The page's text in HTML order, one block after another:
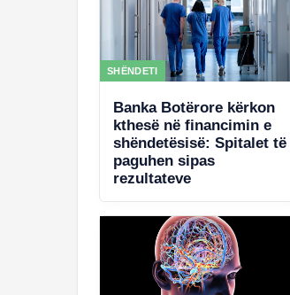
SHËNDETI
Banka Botërore kërkon
kthesë në financimin e
shëndetësisë: Spitalet të
paguhen sipas
rezultateve